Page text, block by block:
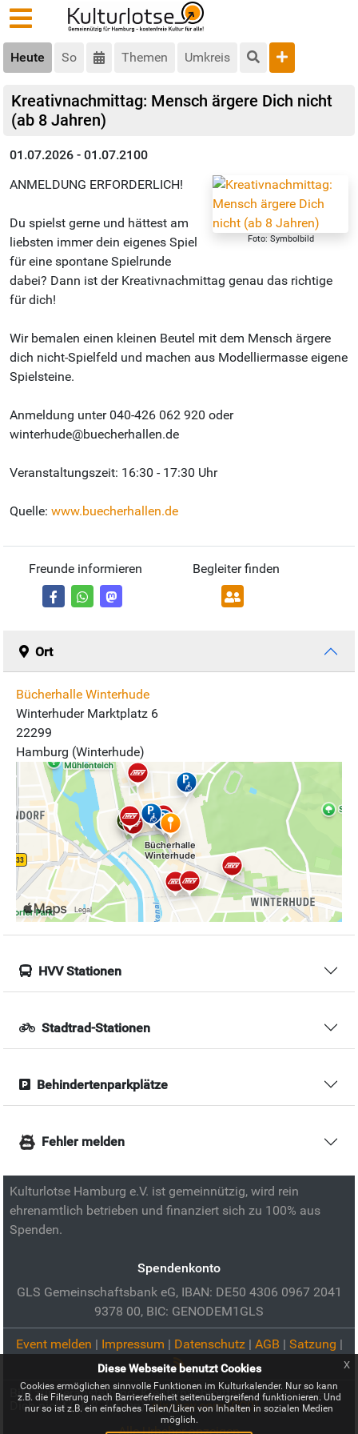
Heute So Themen Umkreis
Kreativnachmittag: Mensch ärgere Dich nicht
(ab 8 Jahren)
01.07.2026 - 01.07.2100
Foto: Symbolbild
ANMELDUNG ERFORDERLICH!
Du spielst gerne und hättest am
liebsten immer dein eigenes Spiel
für eine spontane Spielrunde
dabei? Dann ist der Kreativnachmittag genau das richtige
für dich!
Wir bemalen einen kleinen Beutel mit dem Mensch ärgere
dich nicht-Spielfeld und machen aus Modelliermasse eigene
Spielsteine.
Anmeldung unter 040-426 062 920 oder
winterhude@buecherhallen.de
Veranstaltungszeit: 16:30 - 17:30 Uhr
Quelle: www.buecherhallen.de
Freunde informieren Begleiter finden
Ort
Bücherhalle Winterhude
Winterhuder Marktplatz 6
22299
Hamburg (Winterhude)
HVV Stationen
Stadtrad-Stationen
Behindertenparkplätze
Fehler melden
Kulturlotse Hamburg e.V. ist gemeinnützig, wird rein
ehrenamtlich betrieben und finanziert sich zu 100% aus
Spenden.
Spendenkonto
GLS Gemeinschaftsbank eG, IBAN: DE50 4306 0967 2041
9378 00, BIC: GENODEM1GLS
Event melden | Impressum | Datenschutz| AGB | Satzung |
Bild zur Veranstaltung:Kreativnachmittag: Mensch ärgere
Dich nicht (ab 8 Jahren):pixabay.com (CC0)
Diese Webseite benutzt Cookies
Cookies ermöglichen sinnvolle Funktionen im Kulturkalender. Nur so kann
z.B. die Filterung nach Barrierefreiheit seitenübergreifend funktionieren. Und
nur so ist z.B. ein einfaches Teilen/Liken von Inhalten in sozialen Medien
möglich.
x